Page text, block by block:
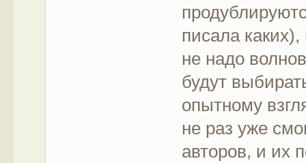
писала
не надо
будут
опытному
не раз уже
авторов, и их